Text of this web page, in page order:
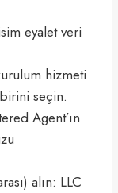
eyalet veri
hizmeti
seçin.
Agent’ın
alın: LLC